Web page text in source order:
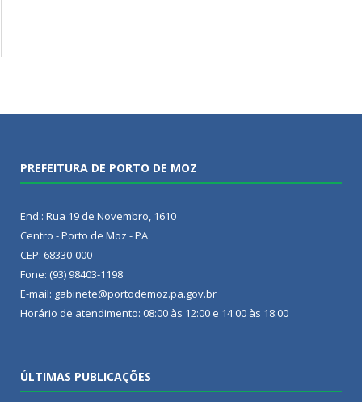
PREFEITURA DE PORTO DE MOZ
End.: Rua 19 de Novembro, 1610
Centro - Porto de Moz - PA
CEP: 68330-000
Fone: (93) 98403-1198
E-mail: gabinete@portodemoz.pa.gov.br
Horário de atendimento: 08:00 às 12:00 e 14:00 às 18:00
ÚLTIMAS PUBLICAÇÕES